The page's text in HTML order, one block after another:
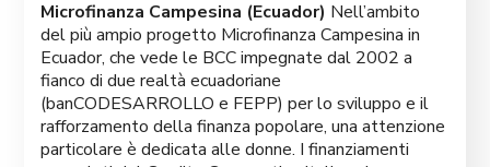
Microfinanza Campesina (Ecuador) Nell’ambito
del più ampio progetto Microfinanza Campesina in
Ecuador, che vede le BCC impegnate dal 2002 a
fianco di due realtà ecuadoriane
(banCODESARROLLO e FEPP) per lo sviluppo e il
rafforzamento della finanza popolare, una attenzione
particolare è dedicata alle donne. I finanziamenti